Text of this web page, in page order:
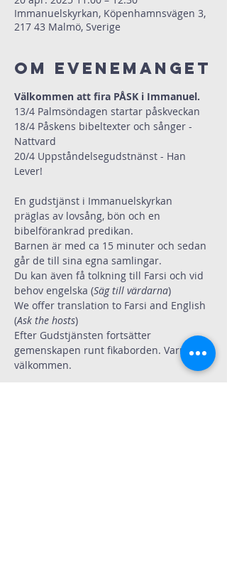
Immanuelskyrkan, Köpenhamnsvägen 3,
217 43 Malmö, Sverige
Om evenemanget
Välkommen att fira PÅSK i Immanuel.
13/4 Palmsöndagen startar påskveckan
18/4 Påskens bibeltexter och sånger -
Nattvard
20/4 Uppståndelsegudstnänst - Han
Lever!
En gudstjänst i Immanuelskyrkan
präglas av lovsång, bön och en
bibelförankrad predikan.
Barnen är med ca 15 minuter och sedan
går de till sina egna samlingar.
Du kan även få tolkning till Farsi och vid
behov engelska (Säg till värdarna)
We offer translation to Farsi and English
(Ask the hosts)
Efter Gudstjänsten fortsätter
gemenskapen runt fikaborden. Varmt
välkommen.